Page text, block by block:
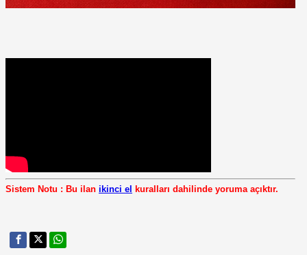
Sistem Notu : Bu ilan ikinci el kuralları dahilinde yoruma açıktır.